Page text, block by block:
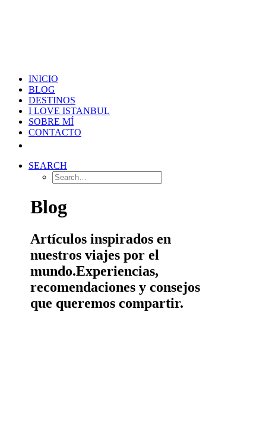
INICIO
BLOG
DESTINOS
I LOVE ISTANBUL
SOBRE MÍ
CONTACTO
SEARCH
Blog
Artículos inspirados en
nuestros viajes por el
mundo.Experiencias,
recomendaciones y consejos
que queremos compartir.